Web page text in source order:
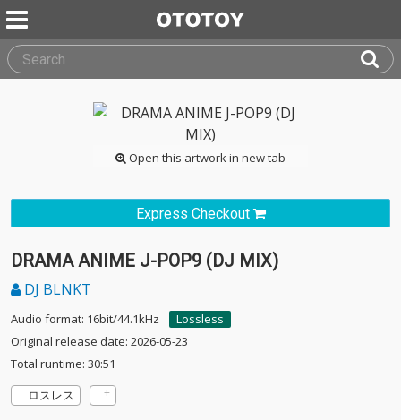
Open this artwork in new tab
Express Checkout
DRAMA ANIME J-POP9 (DJ MIX)
DJ BLNKT
Audio format: 16bit/44.1kHz
Lossless
Original release date: 2026-05-23
Total runtime: 30:51
ロスレス